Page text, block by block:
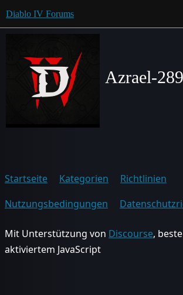
Diablo IV Forums
Azrael-
Startseite Kategorien
Richtlinien
Nutzungsbedingungen
Mit Unterstützung von Discourse,
aktiviertem JavaScript